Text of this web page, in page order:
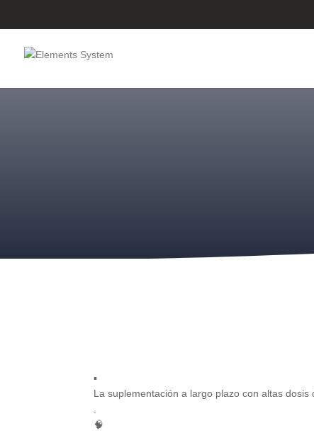
▪️
La suplementación a largo plazo con altas
🧠